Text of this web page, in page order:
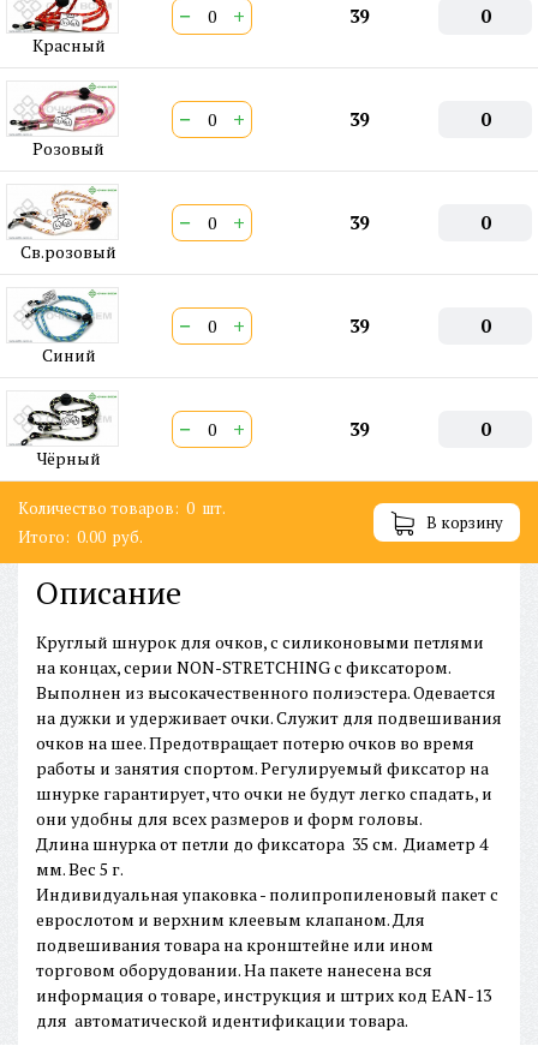
Красный
− + 39 0
Розовый
− + 39 0
Св.розовый
− + 39 0
Синий
− + 39 0
Чёрный
− + 39 0
Количество товаров: 0 шт.
Итого: 0.00 руб.
В корзину
Описание
Круглый шнурок для очков, с силиконовыми петлями
на концах, серии NON-STRETCHING с фиксатором.
Выполнен из высокачественного полиэстера. Одевается
на дужки и удерживает очки. Служит для подвешивания
очков на шее. Предотвращает потерю очков во время
работы и занятия спортом. Регулируемый фиксатор на
шнурке гарантирует, что очки не будут легко спадать, и
они удобны для всех размеров и форм головы.
Длина шнурка от петли до фиксатора 35 см. Диаметр 4
мм. Вес 5 г.
Индивидуальная упаковка - полипропиленовый пакет с
еврослотом и верхним клеевым клапаном. Для
подвешивания товара на кронштейне или ином
торговом оборудовании. На пакете нанесена вся
информация о товаре, инструкция и штрих код EAN-13
для автоматической идентификации товара.